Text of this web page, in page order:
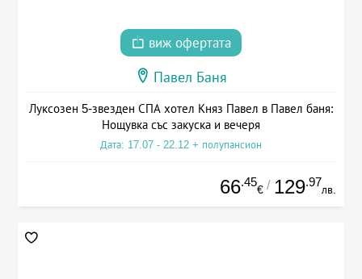
виж офертата
Павел Баня
Луксозен 5-звезден СПА хотел Княз Павел в Павел баня:
Нощувка със закуска и вечеря
Дата: 17.07 - 22.12 + полупансион
66.45
€ / 129.97
лв.